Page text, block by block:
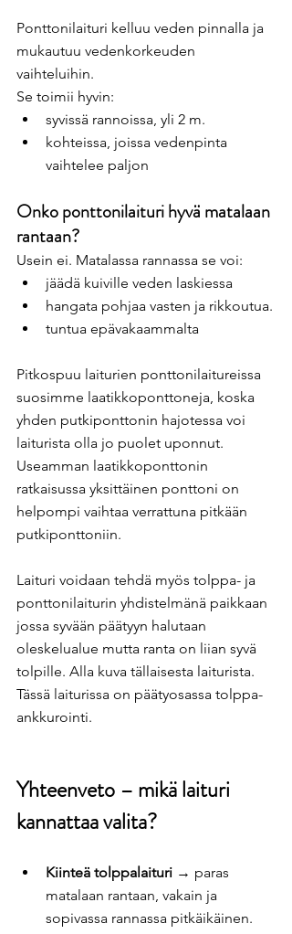
Ponttonilaituri kelluu veden pinnalla ja
mukautuu vedenkorkeuden
vaihteluihin.
Se toimii hyvin:
syvissä rannoissa, yli 2 m.
kohteissa, joissa vedenpinta
vaihtelee paljon
Onko ponttonilaituri hyvä matalaan
rantaan?
Usein ei. Matalassa rannassa se voi:
jäädä kuiville veden laskiessa
hangata pohjaa vasten ja rikkoutua.
tuntua epävakaammalta
Pitkospuu laiturien ponttonilaitureissa
suosimme laatikkoponttoneja, koska
yhden putkiponttonin hajotessa voi
laiturista olla jo puolet uponnut.
Useamman laatikkoponttonin
ratkaisussa yksittäinen ponttoni on
helpompi vaihtaa verrattuna pitkään
putkiponttoniin.
Laituri voidaan tehdä myös tolppa- ja
ponttonilaiturin yhdistelmänä paikkaan
jossa syvään päätyyn halutaan
oleskelualue mutta ranta on liian syvä
tolpille. Alla kuva tällaisesta laiturista.
Tässä laiturissa on päätyosassa tolppa-
ankkurointi.
Yhteenveto – mikä laituri
kannattaa valita?
Kiinteä tolppalaituri → paras
matalaan rantaan, vakain ja
sopivassa rannassa pitkäikäinen.